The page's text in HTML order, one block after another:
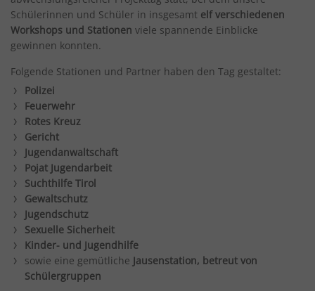
Schülerinnen und Schüler in insgesamt elf verschiedenen
Workshops und Stationen viele spannende Einblicke
gewinnen konnten.
Folgende Stationen und Partner haben den Tag gestaltet:
Polizei
Feuerwehr
Rotes Kreuz
Gericht
Jugendanwaltschaft
Pojat Jugendarbeit
Suchthilfe Tirol
Gewaltschutz
Jugendschutz
Sexuelle Sicherheit
Kinder- und Jugendhilfe
sowie eine gemütliche Jausenstation, betreut von
Schülergruppen